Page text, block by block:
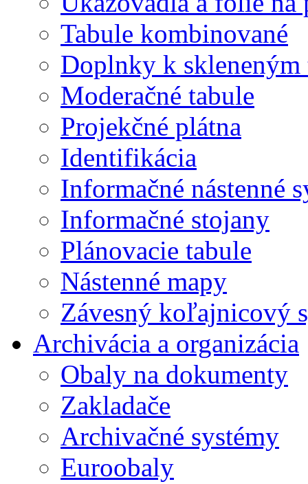
Tabule kombinované
Doplnky k skleneným
Moderačné tabule
Projekčné plátna
Identifikácia
Informačné nástenné
Informačné stojany
Plánovacie tabule
Nástenné mapy
Závesný koľajnicový
Archivácia a organizácia
Obaly na dokumenty
Zakladače
Archivačné systémy
Euroobaly